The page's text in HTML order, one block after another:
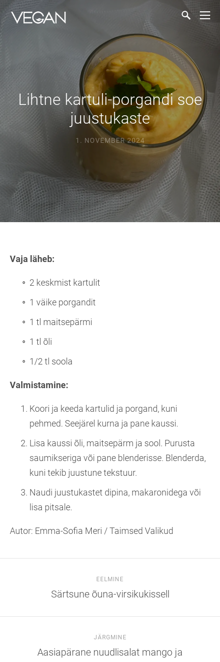
Lihtne kartuli-porgandi soe
juustukaste
1. NOVEMBER 2024
Vaja läheb:
2 keskmist kartulit
1 väike porgandit
1 tl maitsepärmi
1 tl õli
1/2 tl soola
Valmistamine:
Koori ja keeda kartulid ja porgand, kuni
pehmed. Seejärel kurna ja pane kaussi.
Lisa kaussi õli, maitsepärm ja sool. Purusta
saumikseriga või pane blenderisse. Blenderda,
kuni tekib juustune tekstuur.
Naudi juustukastet dipina, makaronidega või
lisa pitsale.
Autor: Emma-Sofia Meri / Taimsed Valikud
EELMINE
Särtsune õuna-virsikukissell
JÄRGMINE
Aasiapärane nuudlisalat mango ja